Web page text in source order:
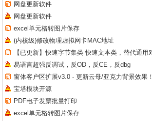
网盘更新软件
网盘更新软件
excel单元格转图片保存
(内核级)修改物理虚拟网卡MAC地址
易语言超强反调试，反OD，反CE，反dbg
窗体客户区扩展v3.0 - 更新云母/亚克力背景效果！
宝塔模块开源
PDF电子发票批量打印
excel单元格转图片保存